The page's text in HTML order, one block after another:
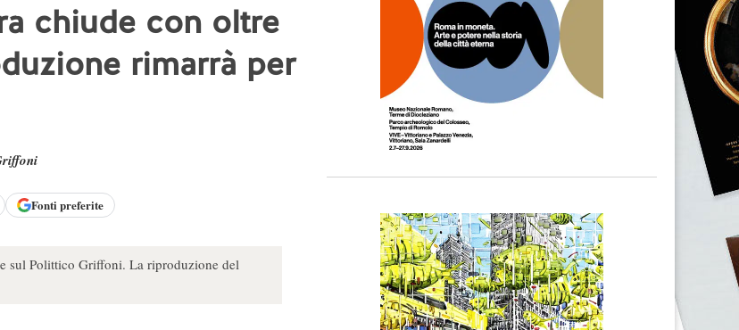
chiude con oltre
rimarrà per
Fonti preferite
sul Polittico Griffoni. La riproduzione del